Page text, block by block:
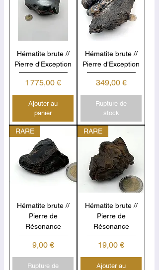
Hématite brute //
Pierre d'Exception
Prix
1 775,00 €
Ajouter au
panier
Hématite brute //
Pierre d'Exception
Prix
349,00 €
Rupture de
stock
RARE
Hématite brute //
Pierre de
Résonance
Prix
9,00 €
Rupture de
RARE
Hématite brute //
Pierre de
Résonance
Prix
19,00 €
Ajouter au